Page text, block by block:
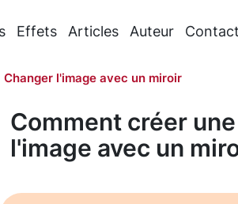
Effets Articles Auteur
Changer l'image avec un miroir
Comment créer
l'image avec un